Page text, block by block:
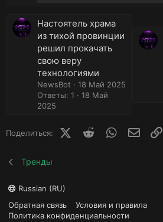
Настоятель храма
из тихой провинции
решил прокачать
свою веру
технологиями
NewsBot
18 Май 2025
Ответы: 1
18 Май
2025
Поделиться: X (Twitter)Reddit WhatsApp
E-mail
Тренды
Russian (RU)
Обратная связь
Условия и правила
Политика конфиденциальности